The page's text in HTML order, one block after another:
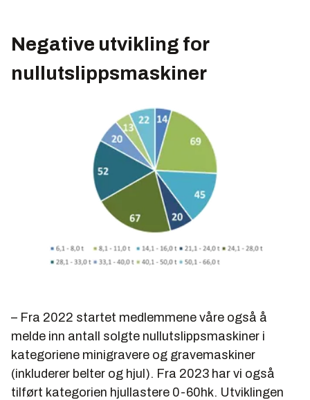
Negative utvikling for
nullutslippsmaskiner
– Fra 2022 startet medlemmene våre også å
melde inn antall solgte nullutslippsmaskiner i
kategoriene minigravere og gravemaskiner
(inkluderer belter og hjul). Fra 2023 har vi også
tilført kategorien hjullastere 0-60hk. Utviklingen